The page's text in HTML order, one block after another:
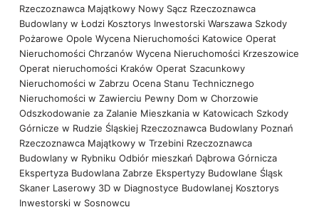
Rzeczoznawca Majątkowy Nowy Sącz Rzeczoznawca
Budowlany w Łodzi Kosztorys Inwestorski Warszawa Szkody
Pożarowe Opole Wycena Nieruchomości Katowice Operat
Nieruchomości Chrzanów Wycena Nieruchomości Krzeszowice
Operat nieruchomości Kraków Operat Szacunkowy
Nieruchomości w Zabrzu Ocena Stanu Technicznego
Nieruchomości w Zawierciu Pewny Dom w Chorzowie
Odszkodowanie za Zalanie Mieszkania w Katowicach Szkody
Górnicze w Rudzie Śląskiej Rzeczoznawca Budowlany Poznań
Rzeczoznawca Majątkowy w Trzebini Rzeczoznawca
Budowlany w Rybniku Odbiór mieszkań Dąbrowa Górnicza
Ekspertyza Budowlana Zabrze Ekspertyzy Budowlane Śląsk
Skaner Laserowy 3D w Diagnostyce Budowlanej Kosztorys
Inwestorski w Sosnowcu